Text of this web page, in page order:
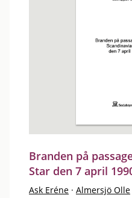
Branden på
Star den 7 april
Ask Eréne · Almersjö Olle